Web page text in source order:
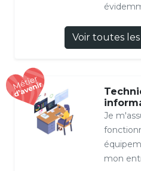
Voir toutes
Je
mon